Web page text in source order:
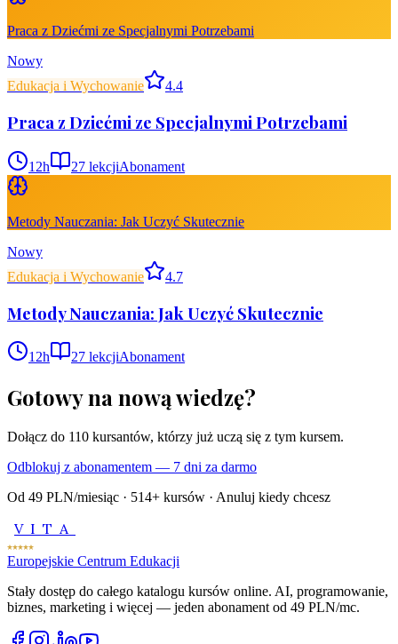
Praca z Dziećmi ze Specjalnymi Potrzebami
Nowy
Edukacja i Wychowanie
4.4
Praca z Dziećmi ze Specjalnymi Potrzebami
12h 27 lekcjiAbonament
Metody Nauczania: Jak Uczyć Skutecznie
Nowy
Edukacja i Wychowanie
4.7
Metody Nauczania: Jak Uczyć Skutecznie
12h 27 lekcjiAbonament
Gotowy na nową wiedzę?
Dołącz do 110 kursantów, którzy już uczą się z tym kursem.
Odblokuj z abonamentem — 7 dni za darmo
Od 49 PLN/miesiąc · 514+ kursów · Anuluj kiedy chcesz
VITA
Europejskie Centrum Edukacji
Stały dostęp do całego katalogu kursów online. AI, programowanie,
biznes, marketing i więcej — jeden abonament od 49 PLN/mc.